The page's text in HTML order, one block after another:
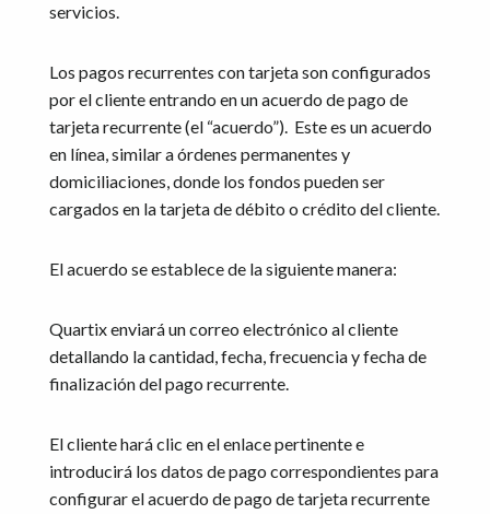
servicios.
Los pagos recurrentes con tarjeta son configurados
por el cliente entrando en un acuerdo de pago de
tarjeta recurrente (el “acuerdo”). Este es un acuerdo
en línea, similar a órdenes permanentes y
domiciliaciones, donde los fondos pueden ser
cargados en la tarjeta de débito o crédito del cliente.
El acuerdo se establece de la siguiente manera:
Quartix enviará un correo electrónico al cliente
detallando la cantidad, fecha, frecuencia y fecha de
finalización del pago recurrente.
El cliente hará clic en el enlace pertinente e
introducirá los datos de pago correspondientes para
configurar el acuerdo de pago de tarjeta recurrente